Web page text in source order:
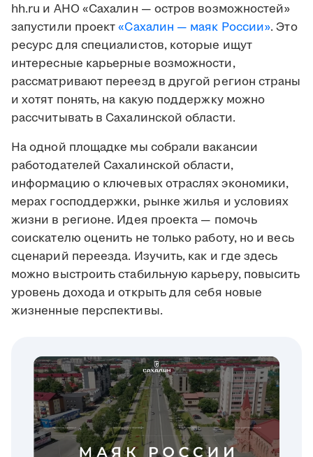
hh.ru и АНО «Сахалин — остров возможностей»
запустили проект«Сахалин — маяк России». Это
ресурс для специалистов, которые ищут
интересные карьерные возможности,
рассматривают переезд в другой регион страны
и хотят понять, на какую поддержку можно
рассчитывать в Сахалинской области.
На одной площадке мы собрали вакансии
работодателей Сахалинской области,
информацию о ключевых отраслях экономики,
мерах господдержки, рынке жилья и условиях
жизни в регионе. Идея проекта — помочь
соискателю оценить не только работу, но и весь
сценарий переезда. Изучить, как и где здесь
можно выстроить стабильную карьеру, повысить
уровень дохода и открыть для себя новые
жизненные перспективы.